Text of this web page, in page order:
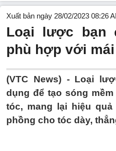
Xuất bản ngày 28/02/2023 08:26
Loại lược bạn
phù hợp với
(VTC News) - Loại
dụng để tạo sóng
tóc, mang lại hiệu
phồng cho tóc dày,